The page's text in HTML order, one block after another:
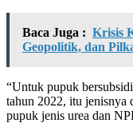
Baca Juga : Krisis
Geopolitik, dan
“Untuk pupuk
tahun 2022, itu jenisnya
pupuk jenis urea dan